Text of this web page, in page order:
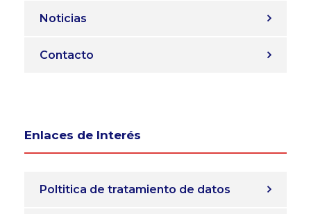
Noticias
Contacto
Enlaces de Interés
Poltitica de tratamiento de datos